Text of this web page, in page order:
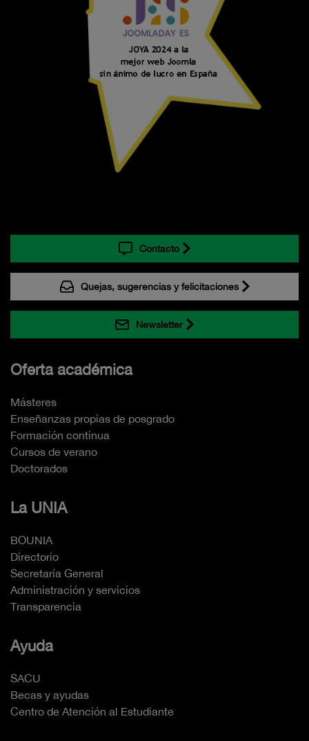
Contacto
Quejas, sugerencias y felicitaciones
Newsletter
Oferta académica
Másteres
Enseñanzas propias de posgrado
Formación continua
Cursos de verano
Doctorados
La UNIA
BOUNIA
Directorio
Secretaría General
Administración y servicios
Transparencia
Ayuda
SACU
Becas y ayudas
Centro de Atención al Estudiante